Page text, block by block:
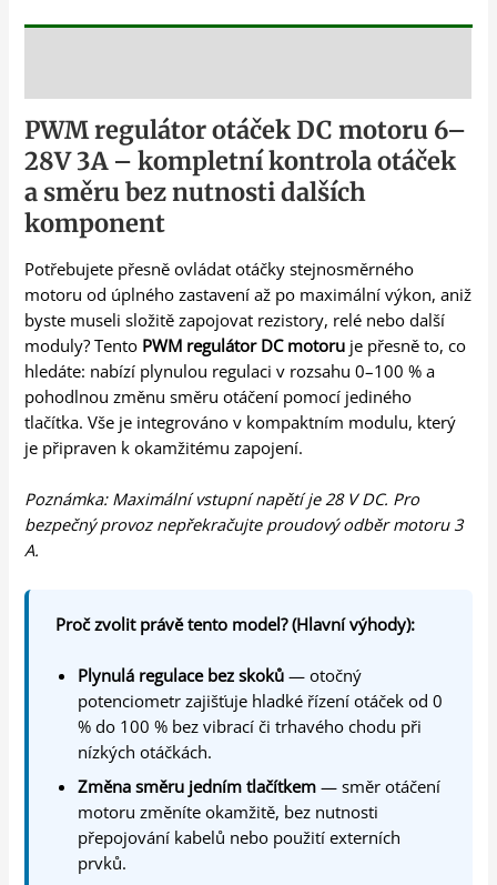
PWM regulátor otáček DC motoru 6–
28V 3A – kompletní kontrola otáček
a směru bez nutnosti dalších
komponent
Potřebujete přesně ovládat otáčky stejnosměrného
motoru od úplného zastavení až po maximální výkon, aniž
byste museli složitě zapojovat rezistory, relé nebo další
moduly? Tento PWM regulátor DC motoru je přesně to, co
hledáte: nabízí plynulou regulaci v rozsahu 0–100 % a
pohodlnou změnu směru otáčení pomocí jediného
tlačítka. Vše je integrováno v kompaktním modulu, který
je připraven k okamžitému zapojení.
Poznámka: Maximální vstupní napětí je 28 V DC. Pro
bezpečný provoz nepřekračujte proudový odběr motoru 3
A.
Proč zvolit právě tento model? (Hlavní výhody):
Plynulá regulace bez skoků — otočný
potenciometr zajišťuje hladké řízení otáček od 0
% do 100 % bez vibrací či trhavého chodu při
nízkých otáčkách.
Změna směru jedním tlačítkem — směr otáčení
motoru změníte okamžitě, bez nutnosti
přepojování kabelů nebo použití externích
prvků.